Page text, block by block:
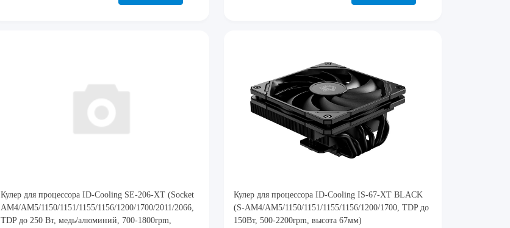
Кулер для процессора ID-Cooling SE-206-XT (Socket
AM4/AM5/1150/1151/1155/1156/1200/1700/2011/2066,
TDP до 250 Вт, медь/алюминий, 700-1800rpm,
Кулер для процессора ID-Cooling IS-67-XT BLACK
(S-AM4/AM5/1150/1151/1155/1156/1200/1700, TDP до
150Вт, 500-2200rpm, высота 67мм)